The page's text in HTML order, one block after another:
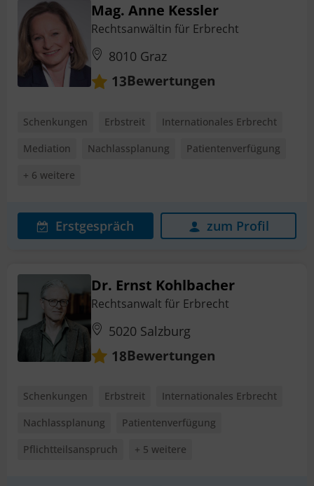
Mag. Anne Kessler
Rechtsanwältin für Erbrecht
8010 Graz
13Bewertungen
Schenkungen Erbstreit
Internationales Erbrecht
Mediation
Nachlassplanung
Patientenverfügung
+ 6 weitere
Erstgespräch zum Profil
Dr. Ernst Kohlbacher
Rechtsanwalt für Erbrecht
5020 Salzburg
18Bewertungen
Schenkungen Erbstreit
Internationales Erbrecht
Nachlassplanung
Patientenverfügung
Pflichtteilsanspruch
+ 5 weitere